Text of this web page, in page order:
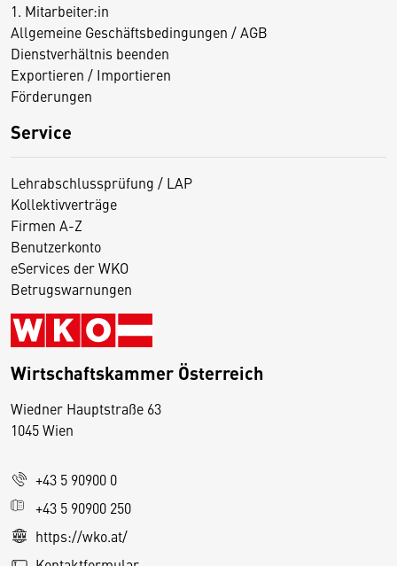
1. Mitarbeiter:in
Allgemeine Geschäftsbedingungen / AGB
Dienstverhältnis beenden
Exportieren / Importieren
Förderungen
Service
Lehrabschlussprüfung / LAP
Kollektivverträge
Firmen A-Z
Benutzerkonto
eServices der WKO
Betrugswarnungen
Wirtschaftskammer Österreich
Wiedner Hauptstraße 63
1045 Wien
+43 5 90900 0
+43 5 90900 250
https://wko.at/
D
s
e
S
e